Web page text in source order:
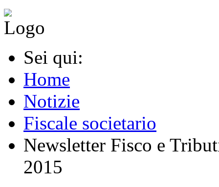
Sei qui:
Home
Notizie
Fiscale societario
Newsletter Fisco e
2015